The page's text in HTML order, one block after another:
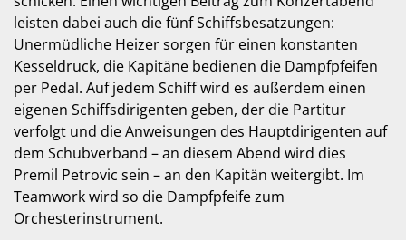
leisten dabei auch die fünf Schiffsbesatzungen:
Unermüdliche Heizer sorgen für einen konstanten
Kesseldruck, die Kapitäne bedienen die Dampfpfeifen
per Pedal. Auf jedem Schiff wird es außerdem einen
eigenen Schiffsdirigenten geben, der die Partitur
verfolgt und die Anweisungen des Hauptdirigenten auf
dem Schubverband – an diesem Abend wird dies
Premil Petrovic sein – an den Kapitän weitergibt. Im
Teamwork wird so die Dampfpfeife zum
Orchesterinstrument.